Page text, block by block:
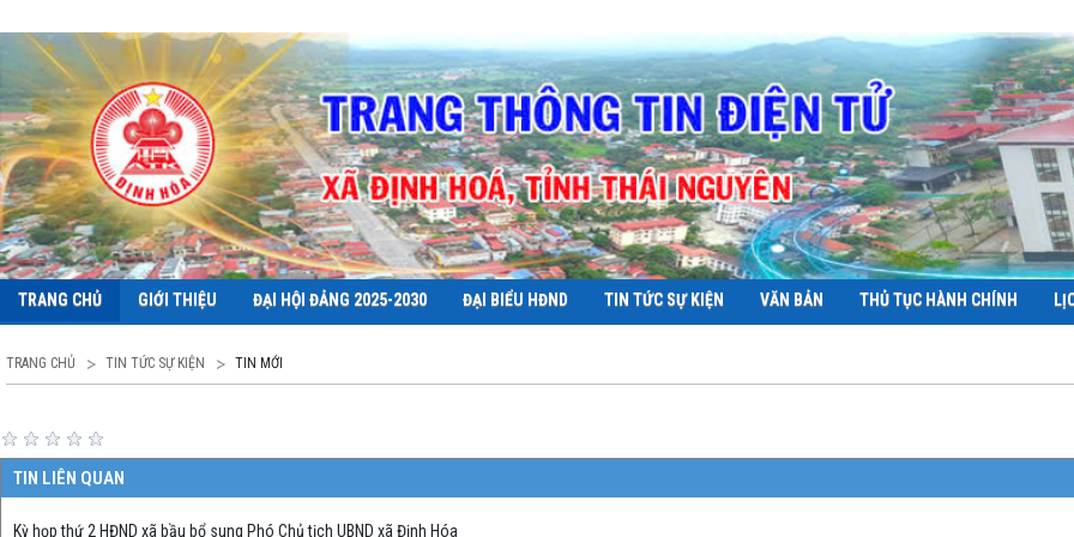
TRANG CHỦ GIỚI THIỆU ĐẠI HỘI ĐẢNG 2025-2030 ĐẠI BIỂU HĐND TIN TỨC SỰ KIỆN VĂN BẢN THỦ TỤC HÀNH CHÍNH
TRANG CHỦ TIN TỨC SỰ KIỆN TIN MỚI
TIN LIÊN QUAN
Kỳ họp thứ 2 HĐND xã bầu bổ sung Phó Chủ tịch UBND xã Định Hóa